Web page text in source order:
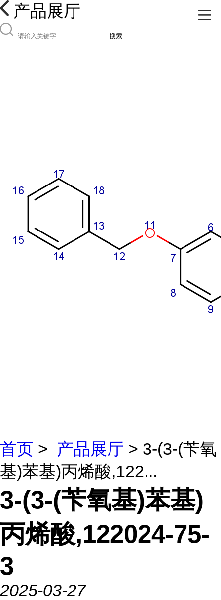
产品展厅
搜索
首页 > 产品展厅 > 3-(3-(苄氧
基)苯基)丙烯酸,122...
3-(3-(苄氧基)苯基)
丙烯酸,122024-75-
3
2025-03-27